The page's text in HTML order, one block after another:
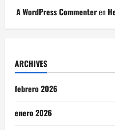
A WordPress Commenteren
ARCHIVES
febrero 2026
enero 2026